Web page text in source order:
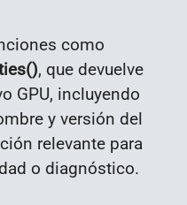
como
, que devuelve
GPU, incluyendo
y versión del
relevante para
o diagnóstico.